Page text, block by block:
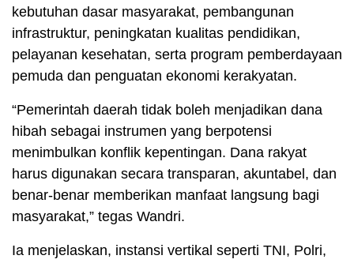
kebutuhan dasar masyarakat, pembangunan
infrastruktur, peningkatan kualitas pendidikan,
pelayanan kesehatan, serta program pemberdayaan
pemuda dan penguatan ekonomi kerakyatan.
“Pemerintah daerah tidak boleh menjadikan dana
hibah sebagai instrumen yang berpotensi
menimbulkan konflik kepentingan. Dana rakyat
harus digunakan secara transparan, akuntabel, dan
benar-benar memberikan manfaat langsung bagi
masyarakat,” tegas Wandri.
Ia menjelaskan, instansi vertikal seperti TNI, Polri,